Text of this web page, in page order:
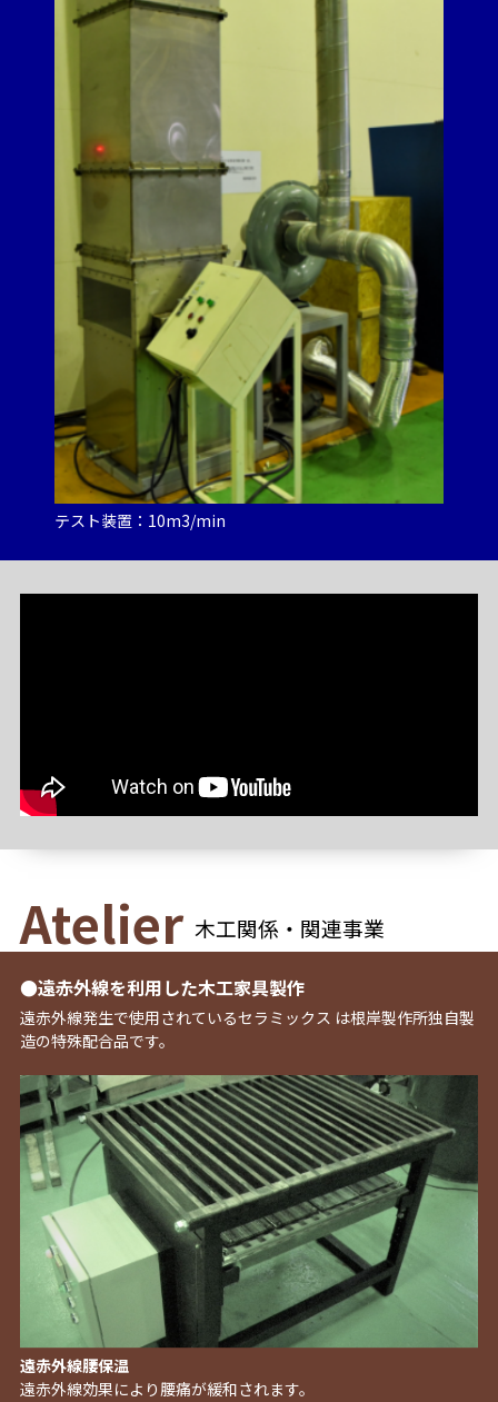
テスト装置：10m3/min
Atelier 木工関係・関連事業
●遠赤外線を利用した木工家具製作
遠赤外線発生で使用されているセラミックス は根岸製作所独自製
造の特殊配合品です。
遠赤外線腰保温
遠赤外線効果により腰痛が緩和されます。